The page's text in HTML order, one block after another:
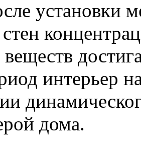
установки
интерьер
дома.